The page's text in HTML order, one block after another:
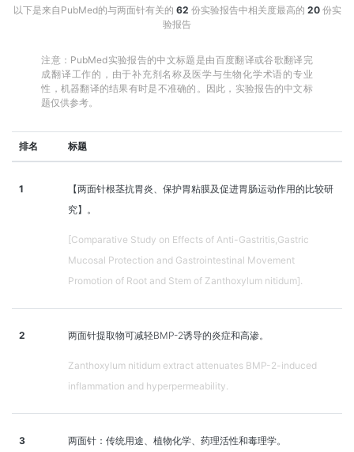
以下是来自PubMed的与两面针有关的 62 份实验报告中相关度最高的 20份实
验报告
注意：PubMed实验报告的中文标题是由百度翻译或谷歌翻译完
成翻译工作的，由于补充剂名称及医学与生物化学术语的专业
性，机器翻译的结果有时是不准确的。因此，实验报告的中文标
题仅供参考。
排名 标题
1
【两面针根茎抗胃炎、保护胃粘膜及促进胃肠运动作用的比较研
究】。
[Comparative Study on Effects of Anti-Gastritis,Gastric
Mucosal Protection and Gastrointestinal Movement
Promotion of Root and Stem of Zanthoxylum nitidum].
2 两面针提取物可减轻BMP-2诱导的炎症和高渗。
Zanthoxylum nitidum extract attenuates BMP-2-induced
inflammation and hyperpermeability.
3 两面针：传统用途、植物化学、药理活性和毒理学。